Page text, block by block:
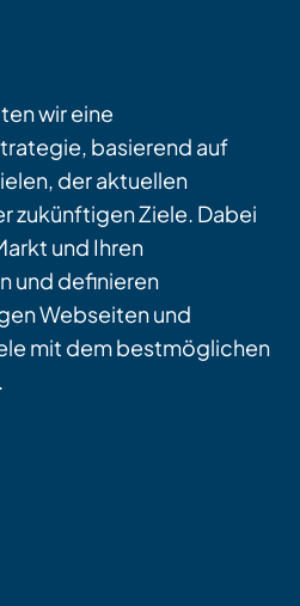
wir eine
basierend auf
der aktuellen
zukünftigen Ziele. Dabei
und Ihren
und definieren
Webseiten und
mit dem bestmöglichen